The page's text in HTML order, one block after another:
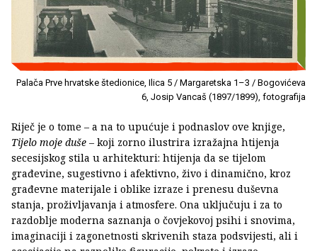
Palača Prve hrvatske štedionice, Ilica 5 / Margaretska 1–3 / Bogovićeva
6, Josip Vancaš (1897/1899), fotografija
Riječ je o tome – a na to upućuje i podnaslov ove knjige,
Tijelo moje duše – koji zorno ilustrira izražajna htijenja
secesijskog stila u arhitekturi: htijenja da se tijelom
građevine, sugestivno i afektivno, živo i dinamično, kroz
građevne materijale i oblike izraze i prenesu duševna
stanja, proživljavanja i atmosfere. Ona uključuju i za to
razdoblje moderna saznanja o čovjekovoj psihi i snovima,
imaginaciji i zagonetnosti skrivenih staza podsvijesti, ali i